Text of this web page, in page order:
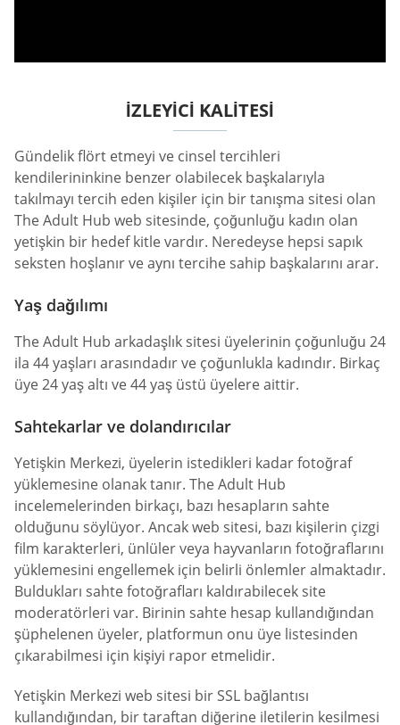
IZLEYICI KALITESI
Gündelik flört etmeyi ve cinsel tercihleri
kendilerininkine benzer olabilecek başkalarıyla
takılmayı tercih eden kişiler için bir tanışma sitesi olan
The Adult Hub web sitesinde, çoğunluğu kadın olan
yetişkin bir hedef kitle vardır. Neredeyse hepsi sapık
seksten hoşlanır ve aynı tercihe sahip başkalarını arar.
Yaş dağılımı
The Adult Hub arkadaşlık sitesi üyelerinin çoğunluğu 24
ila 44 yaşları arasındadır ve çoğunlukla kadındır. Birkaç
üye 24 yaş altı ve 44 yaş üstü üyelere aittir.
Sahtekarlar ve dolandırıcılar
Yetişkin Merkezi, üyelerin istedikleri kadar fotoğraf
yüklemesine olanak tanır. The Adult Hub
incelemelerinden birkaçı, bazı hesapların sahte
olduğunu söylüyor. Ancak web sitesi, bazı kişilerin çizgi
film karakterleri, ünlüler veya hayvanların fotoğraflarını
yüklemesini engellemek için belirli önlemler almaktadır.
Buldukları sahte fotoğrafları kaldırabilecek site
moderatörleri var. Birinin sahte hesap kullandığından
şüphelenen üyeler, platformun onu üye listesinden
çıkarabilmesi için kişiyi rapor etmelidir.
Yetişkin Merkezi web sitesi bir SSL bağlantısı
kullandığından, bir taraftan diğerine iletilerin kesilmesi